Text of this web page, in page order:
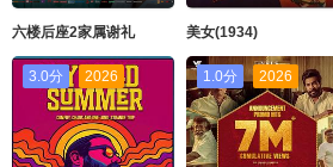
六楼后座2家属谢礼 美女(1934)
3.0分 2026 1.0分 2026